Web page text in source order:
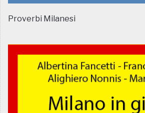
Proverbi Milanesi